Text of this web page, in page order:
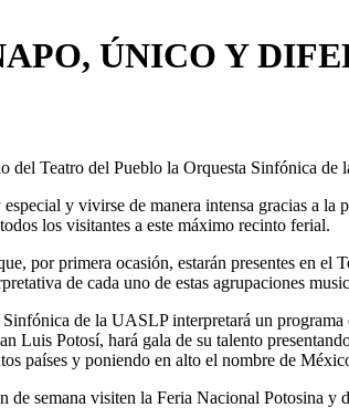
ÚNICO Y
del Teatro del Pueblo la Orquesta Sinfónica
y vivirse de manera intensa gracias a
los visitantes a este máximo recinto ferial.
por primera ocasión, estarán presentes en
de cada uno de estas agrupaciones
de la UASLP interpretará un
Potosí, hará gala de su talento
países y poniendo en alto el nombre de
semana visiten la Feria Nacional Potosina